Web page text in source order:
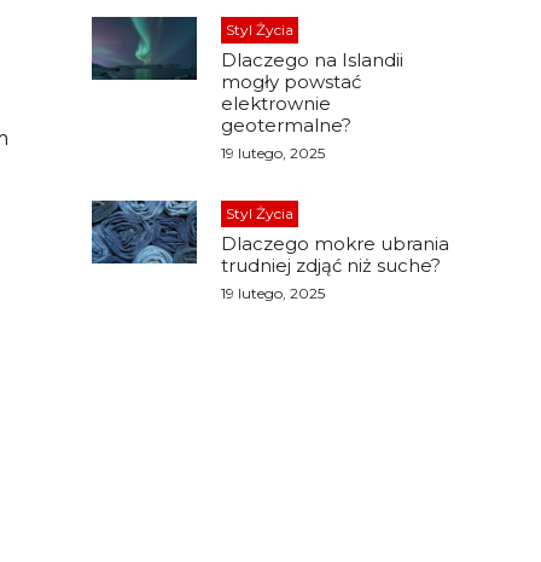
Styl Życia
Dlaczego na Islandii
mogły powstać
elektrownie
geotermalne?
19 lutego, 2025
Styl Życia
Dlaczego mokre ubrania
trudniej zdjąć niż suche?
19 lutego, 2025